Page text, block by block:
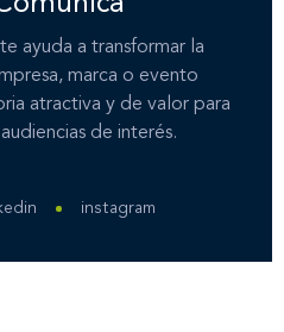
ayuda a transformar la
marca o evento
atractiva y de valor para
de interés.
instagram